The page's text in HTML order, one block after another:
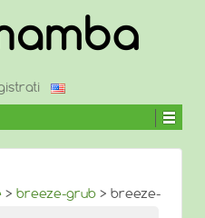
> breeze-grub > breeze-